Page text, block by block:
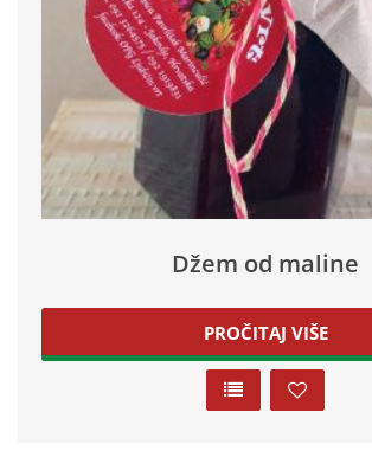
Džem od maline
PROČITAJ VIŠE